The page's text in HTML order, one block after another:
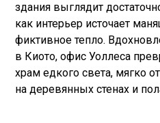
здания выглядит
как интерьер источает
фиктивное тепло.
в Киото, офис Уоллеса
храм едкого света, мягко
на деревянных стенах и